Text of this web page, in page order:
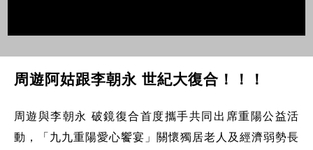
周遊阿姑跟李朝永 世紀大復合！！！
周遊與李朝永 破鏡復合首度攜手共同出席重陽公益活
動，「九九重陽愛心饗宴」關懷獨居老人及經濟弱勢長